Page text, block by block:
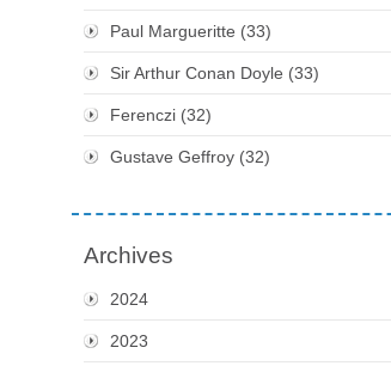
Paul Margueritte (33)
Sir Arthur Conan Doyle (33)
Ferenczi (32)
Gustave Geffroy (32)
Archives
2024
2023